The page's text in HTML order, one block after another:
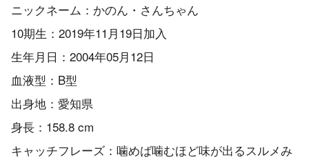
ニックネーム：かのん・さんちゃん
10期生：2019年11月19日加入
生年月日：2004年05月12日
血液型：B型
出身地：愛知県
身長：158.8 cm
キャッチフレーズ：噛めば噛むほど味が出るスルメみ